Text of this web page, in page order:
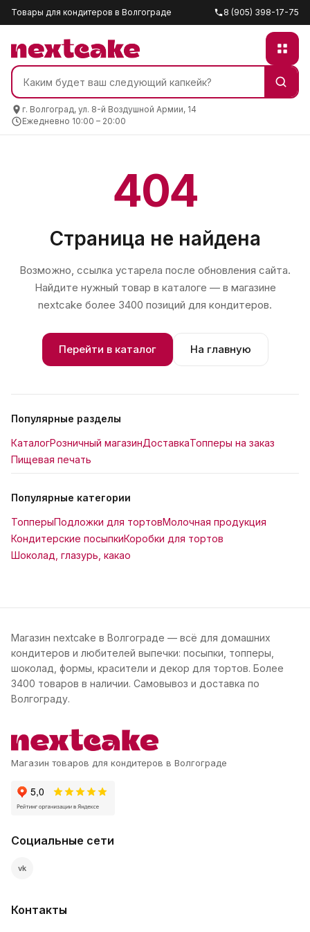
Товары для кондитеров в Волгограде 8 (905) 398-17-75
г. Волгоград, ул. 8-й Воздушной Армии, 14
Ежедневно 10:00 – 20:00
404
Страница не найдена
Возможно, ссылка устарела после обновления сайта.
Найдите нужный товар в каталоге — в магазине
nextcake более 3400 позиций для кондитеров.
Перейти в каталог На главную
Популярные разделы
КаталогРозничный магазинДоставкаТопперы на заказ
Пищевая печать
Популярные категории
ТопперыПодложки для тортовМолочная продукция
Кондитерские посыпкиКоробки для тортов
Шоколад, глазурь, какао
Магазин nextcake в Волгограде — всё для домашних
кондитеров и любителей выпечки: посыпки, топперы,
шоколад, формы, красители и декор для тортов. Более
3400 товаров в наличии. Самовывоз и доставка по
Волгограду.
Магазин товаров для кондитеров в Волгограде
Социальные сети
vk
Контакты